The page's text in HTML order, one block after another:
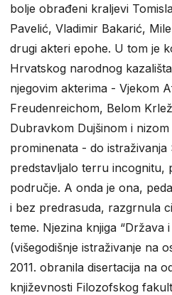
bolje obrađeni kraljevi
Pavelić, Vladimir Bakarić,
drugi akteri epohe. U tom je
Hrvatskog narodnog
njegovim akterima - Vjekom
Freudenreichom, Belom
Dubravkom Dujšinom i
prominenata - do istraživanja
predstavljalo terru incognitu,
područje. A onda je ona,
i bez predrasuda, razgrnula
teme. Njezina knjiga “Država
(višegodišnje istraživanje na
2011. obranila disertacija na
književnosti Filozofskog